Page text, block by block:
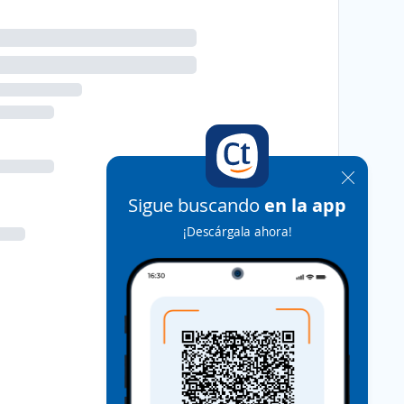
Sigue buscando en la app
¡Descárgala ahora!